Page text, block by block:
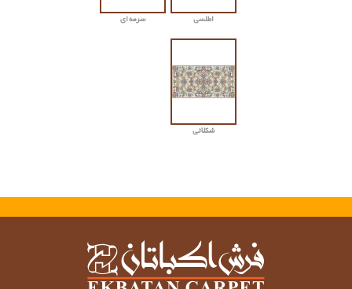
اطلسی سرمه ای
شکلاتی